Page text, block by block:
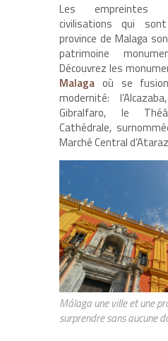
Les empreintes
civilisations qui
province de Malaga
patrimoine
Découvrez les
Malaga où se
modernité:
Gibralfaro, le
Cathédrale,
Marché Central
Málaga une ville et une
surprendre sans aucune